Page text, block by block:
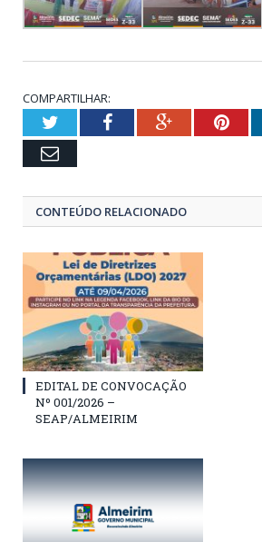
COMPARTILHAR:
TwitterFacebookGoogle+
Email
CONTEÚDO RELACIONADO
EDITAL DE CONVOCAÇÃO
Nº 001/2026 –
SEAP/ALMEIRIM